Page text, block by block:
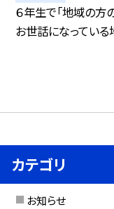
６年生で「地域の方
お世話になっている
カテゴリ
お知らせ